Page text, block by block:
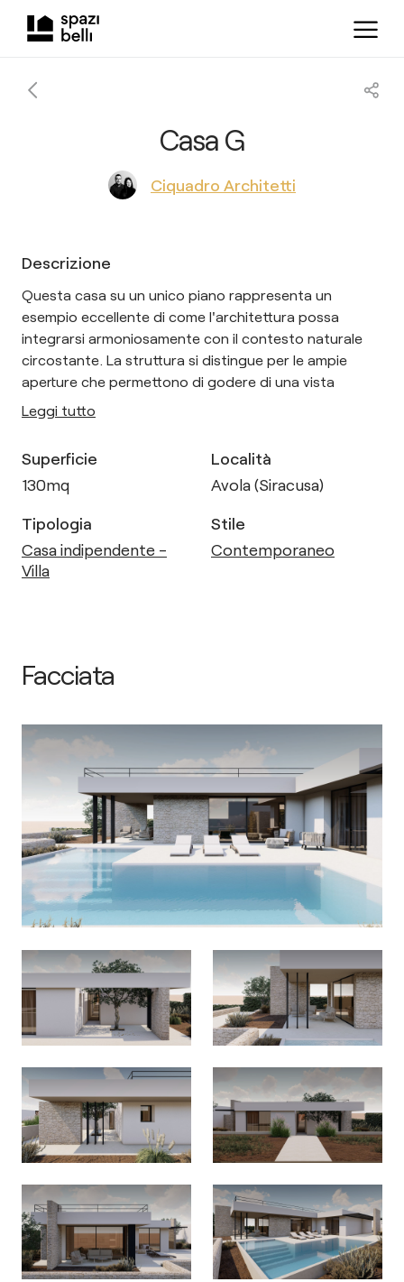
Casa G
Ciquadro Architetti
Descrizione
Questa casa su un unico piano rappresenta un
esempio eccellente di come l'architettura possa
integrarsi armoniosamente con il contesto naturale
circostante. La struttura si distingue per le ampie
aperture che permettono di godere di una vista
Leggi tutto
Superficie
130mq
Località
Avola (Siracusa)
Tipologia
Casa indipendente -
Villa
Stile
Contemporaneo
Facciata